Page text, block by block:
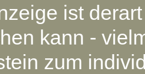
ist
kann -
zum